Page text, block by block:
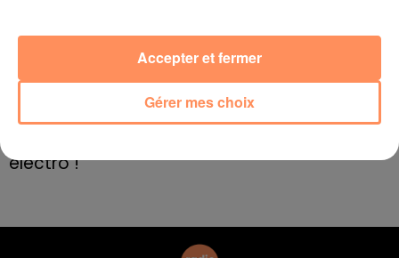
8 mai 2022
Le rappeur marseillais Soprano invité de
E=M6
électro !
Gérer mes choix
Accepter et fermer